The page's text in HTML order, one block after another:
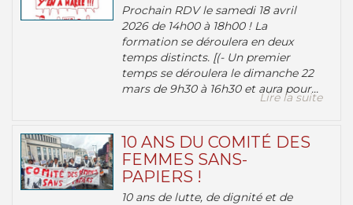
Prochain RDV le samedi 18 avril
2026 de 14h00 à 18h00 ! La
formation se déroulera en deux
temps distincts. [(- Un premier
temps se déroulera le dimanche 22
mars de 9h30 à 16h30 et aura pour...
Lire la suite
10 ANS DU COMITÉ DES
FEMMES SANS-
PAPIERS !
10 ans de lutte, de dignité et de